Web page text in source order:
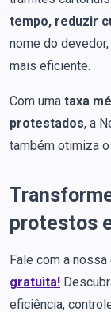
tempo, reduzir
nome do
mais eficiente.
Com uma taxa
protestados, a
também otimiza
protestos
Fale com a
gratuita!
eficiência,